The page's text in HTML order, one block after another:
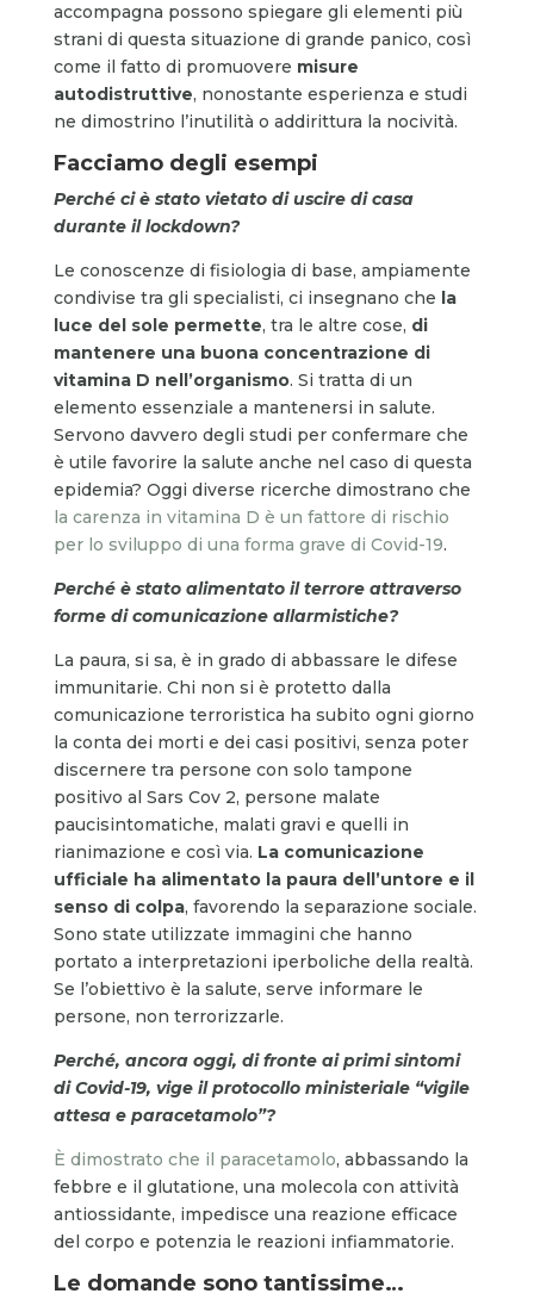
accompagna possono spiegare gli elementi più
strani di questa situazione di grande panico, così
come il fatto di promuovere misure
autodistruttive, nonostante esperienza e studi
ne dimostrino l’inutilità o addirittura la nocività.
Facciamo degli esempi
Perché ci è stato vietato di uscire di casa
durante il lockdown?
Le conoscenze di fisiologia di base, ampiamente
condivise tra gli specialisti, ci insegnano che la
luce del sole permette, tra le altre cose, di
mantenere una buona concentrazione di
vitamina D nell’organismo. Si tratta di un
elemento essenziale a mantenersi in salute.
Servono davvero degli studi per confermare che
è utile favorire la salute anche nel caso di questa
epidemia? Oggi diverse ricerche dimostrano che
la carenza in vitamina D è un fattore di rischio
per lo sviluppo di una forma grave di Covid-19.
Perché è stato alimentato il terrore attraverso
forme di comunicazione allarmistiche?
La paura, si sa, è in grado di abbassare le difese
immunitarie. Chi non si è protetto dalla
comunicazione terroristica ha subito ogni giorno
la conta dei morti e dei casi positivi, senza poter
discernere tra persone con solo tampone
positivo al Sars Cov 2, persone malate
paucisintomatiche, malati gravi e quelli in
rianimazione e così via. La comunicazione
ufficiale ha alimentato la paura dell’untore e il
senso di colpa, favorendo la separazione sociale.
Sono state utilizzate immagini che hanno
portato a interpretazioni iperboliche della realtà.
Se l’obiettivo è la salute, serve informare le
persone, non terrorizzarle.
Perché, ancora oggi, di fronte ai primi sintomi
di Covid-19, vige il protocollo ministeriale “vigile
attesa e paracetamolo”?
È dimostrato che il paracetamolo, abbassando la
febbre e il glutatione, una molecola con attività
antiossidante, impedisce una reazione efficace
del corpo e potenzia le reazioni infiammatorie.
Le domande sono tantissime…